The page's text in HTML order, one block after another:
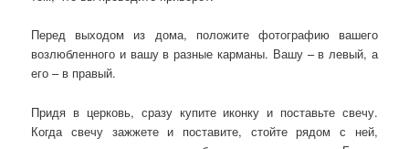
Перед выходом из дома, положите фотографию вашего
возлюбленного и вашу в разные карманы. Вашу – в левый, а
его – в правый.
Придя в церковь, сразу купите иконку и поставьте свечу.
Когда свечу зажжете и поставите, стойте рядом с ней,